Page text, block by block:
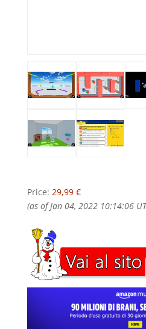
Price: 29,99 €
(as of Jan 04, 2022 10:14:06